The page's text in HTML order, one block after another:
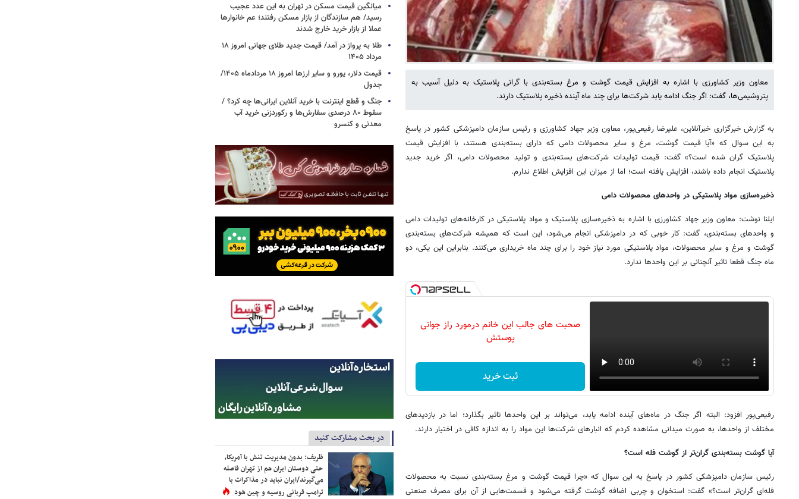
معاون وزیر کشاورزی با اشاره به افزایش قیمت گوشت و مرغ بسته‌بندی با گرانی پلاستیک به دلیل آسیب به
پتروشیمی‌ها، گفت: اگر جنگ ادامه یابد شرکت‌ها برای چند ماه آینده ذخیره پلاستیک دارند.
به گزارش خبرگزاری خبرآنلاین، علیرضا رفیعی‌پور، معاون وزیر جهاد کشاورزی و رئیس سازمان دامپزشکی کشور در پاسخ
به این سوال که «آیا قیمت گوشت، مرغ و سایر محصولات دامی که دارای بسته‌بندی هستند، با افزایش قیمت
پلاستیک گران شده است؟» گفت: قیمت تولیدات شرکت‌های بسته‌بندی و تولید محصولات دامی، اگر خرید جدید
پلاستیک انجام داده باشند، افزایش یافته است؛ اما از میزان این افزایش اطلاع ندارم.
ذخیره‌سازی مواد پلاستیکی در واحدهای محصولات دامی
ایلنا نوشت: معاون وزیر جهاد کشاورزی با اشاره به ذخیره‌سازی پلاستیک و مواد پلاستیکی در کارخانه‌های تولیدات دامی
و واحدهای بسته‌بندی، گفت: کار خوبی که در دامپزشکی انجام می‌شود، این است که همیشه شرکت‌های بسته‌بندی
گوشت و مرغ و سایر محصولات، مواد پلاستیکی مورد نیاز خود را برای چند ماه خریداری می‌کنند. بنابراین این یکی، دو
ماه جنگ قطعا تاثیر آنچنانی بر این واحدها ندارد.
صحبت های جالب این خانم درمورد راز جوانی
پوستش
ثبت خرید
رفیعی‌پور افزود: البته اگر جنگ در ماه‌های آینده ادامه یابد، می‌تواند بر این واحدها تاثیر بگذارد؛ اما در بازدیدهای
مختلف از واحدها، به صورت میدانی مشاهده کردم که انبارهای شرکت‌ها این مواد را به اندازه کافی در اختیار دارند.
آیا گوشت بسته‌بندی گران‌تر از گوشت فله است؟
رئیس سازمان دامپزشکی کشور در پاسخ به این سوال که «چرا قیمت گوشت و مرغ بسته‌بندی نسبت به محصولات
فله‌ای گران‌تر است؟» گفت: استخوان و چربی اضافه‌ گوشت گرفته می‌شود و قسمت‌هایی از آن برای مصرف صنعتی
میانگین قیمت مسکن در تهران به این عدد عجیب
رسید/ هم سازندگان از بازار مسکن رفتند؛ عم خانوارها
عملا از بازار خرید خارج شدند
طلا به پرواز در آمد/ قیمت جدید طلای جهانی امروز ۱۸
مرداد ۱۴۰۵
قیمت دلار، یورو و سایر ارزها امروز ۱۸ مردادماه ۱۴۰۵/
جدول
جنگ و قطع اینترنت با خرید آنلاین ایرانی‌ها چه کرد؟ /
سقوط ۸۰ درصدی سفارش‌ها و رکوردزنی خرید آب
معدنی و کنسرو
در بحث مشارکت کنید
ظریف: بدون مدیریت تنش با آمریکا،
حتی دوستان ایران هم از تهران فاصله
می‌گیرند/ایران نباید در مذاکرات با
ترامپ قربانی روسیه و چین شود